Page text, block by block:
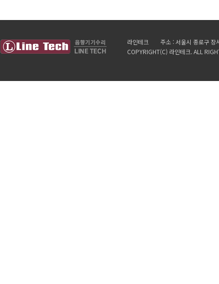
라인테크 주소 : 서울시 종로구
COPYRIGHT(C) 라인테크. ALL